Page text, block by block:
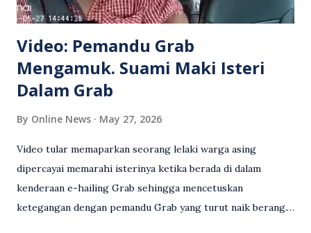
Video: Pemandu Grab
Mengamuk. Suami Maki Isteri
Dalam Grab
By Online News May 27, 2026
Video tular memaparkan seorang lelaki warga asing
dipercayai memarahi isterinya ketika berada di dalam
kenderaan e-hailing Grab sehingga mencetuskan
ketegangan dengan pemandu Grab yang turut naik berang.